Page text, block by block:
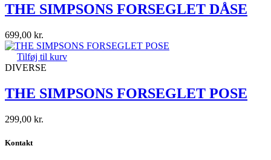
THE SIMPSONS FORSEGLET DÅSE
699,00 kr.
Tilføj til kurv
DIVERSE
THE SIMPSONS FORSEGLET POSE
299,00 kr.
Kontakt